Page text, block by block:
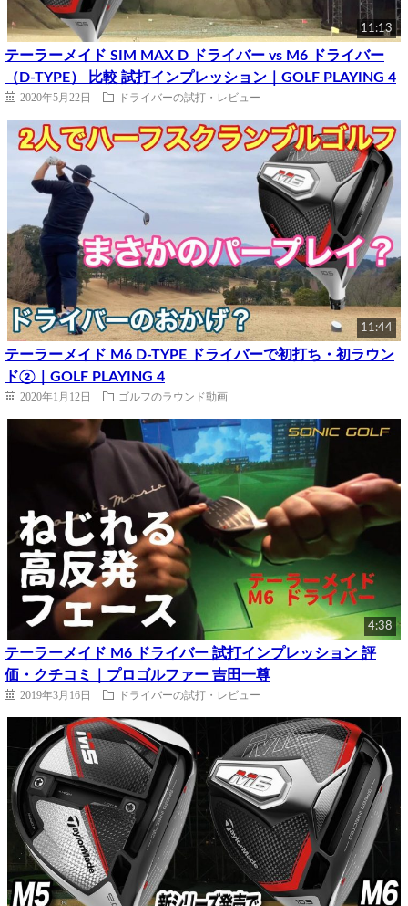
11:13
テーラーメイド SIM MAX D ドライバー vs M6 ドライバー
（D-TYPE） 比較 試打インプレッション｜GOLF PLAYING 4
2020年5月22日 ドライバーの試打・レビュー
11:44
テーラーメイド M6 D-TYPE ドライバーで初打ち・初ラウン
ド②｜GOLF PLAYING 4
2020年1月12日 ゴルフのラウンド動画
4:38
テーラーメイド M6 ドライバー 試打インプレッション 評
価・クチコミ｜プロゴルファー 吉田一尊
2019年3月16日 ドライバーの試打・レビュー